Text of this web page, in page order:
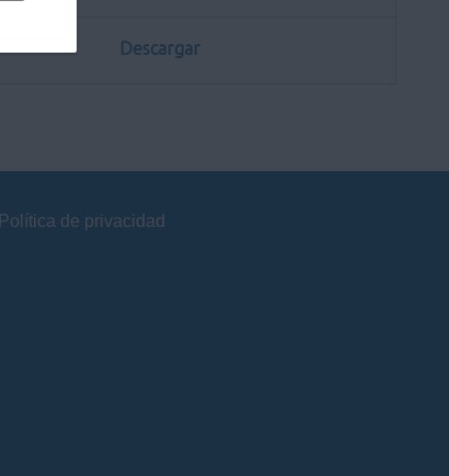
Descargar
Política de privacidad